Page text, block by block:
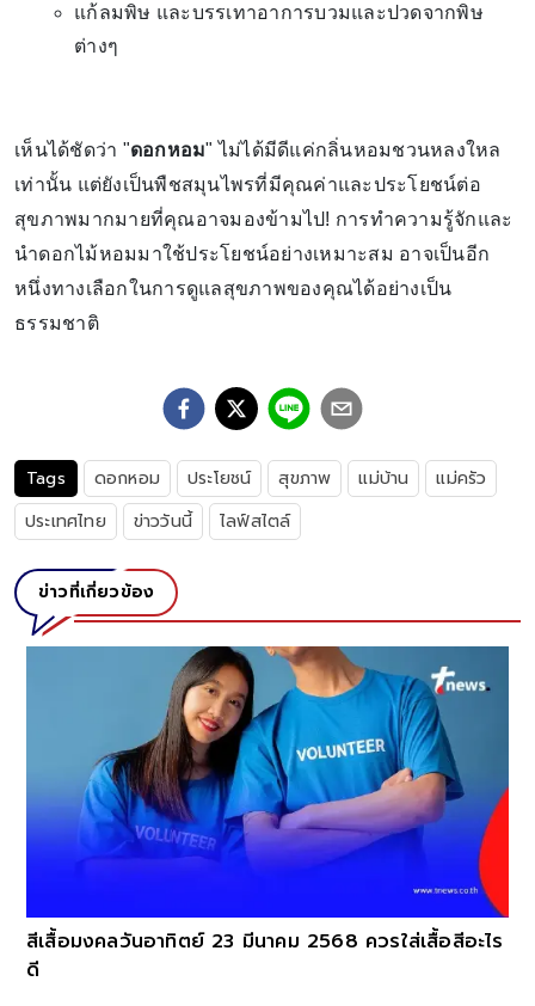
แก้ลมพิษ และบรรเทาอาการบวมและปวดจากพิษ
ต่างๆ
เห็นได้ชัดว่า "ดอกหอม" ไม่ได้มีดีแค่กลิ่นหอมชวนหลงใหล
เท่านั้น แต่ยังเป็นพืชสมุนไพรที่มีคุณค่าและประโยชน์ต่อ
สุขภาพมากมายที่คุณอาจมองข้ามไป! การทำความรู้จักและ
นำดอกไม้หอมมาใช้ประโยชน์อย่างเหมาะสม อาจเป็นอีก
หนึ่งทางเลือกในการดูแลสุขภาพของคุณได้อย่างเป็น
ธรรมชาติ
Tags ดอกหอม ประโยชน์ สุขภาพ แม่บ้าน
แม่ครัว
ประเทศไทย
ข่าววันนี้ ไลฟ์สไตล์
ข่าวที่เกี่ยวข้อง
สีเสื้อมงคลวันอาทิตย์ 23 มีนาคม 2568 ควรใส่เสื้อสีอะไร
ดี